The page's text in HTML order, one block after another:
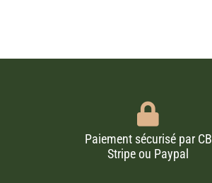
Paiement sécurisé par CB
Stripe ou Paypal